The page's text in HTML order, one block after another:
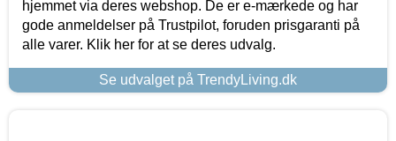
hjemmet via deres webshop. De er e-mærkede og har
gode anmeldelser på Trustpilot, foruden prisgaranti på
alle varer. Klik her for at se deres udvalg.
Se udvalget på TrendyLiving.dk